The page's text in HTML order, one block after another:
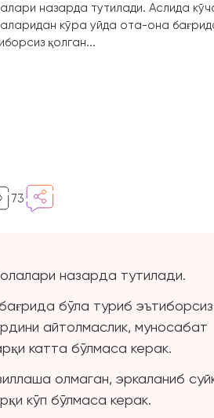
назарда тутилади. Аслида
кўра уйда ота-она
қолган...
73
назарда тутилади.
бўла туриб эътиборсиз
айтолмаслик, муносабат
катта бўлмаса керак.
олмаган, эркаланиб
кўп бўлмаса керак.